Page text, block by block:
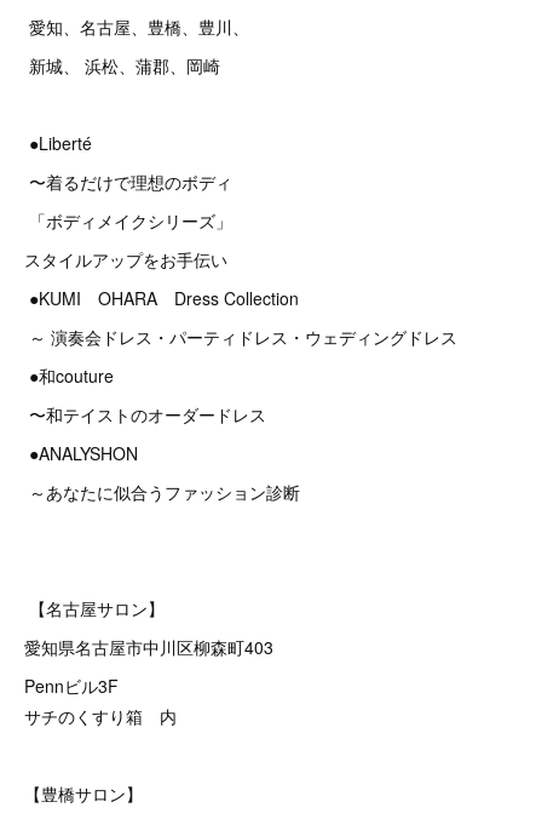
愛知、名古屋、豊橋、豊川、
新城、 浜松、蒲郡、岡崎
●Liberté
〜着るだけで理想のボディ
「ボディメイクシリーズ」
スタイルアップをお手伝い
●KUMI OHARA Dress Collection
～ 演奏会ドレス・パーティドレス・ウェディングドレス
●和couture
〜和テイストのオーダードレス
●ANALYSHON
～あなたに似合うファッション診断
【名古屋サロン】
愛知県名古屋市中川区柳森町403
Pennビル3F
サチのくすり箱 内
【豊橋サロン】